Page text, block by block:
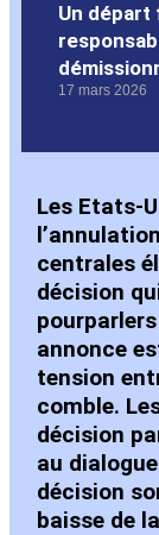
Un départ
17 mars 2026
Les Etats-
centrales
décision
annonce
tension
comble.
décision
au
décision
baisse de